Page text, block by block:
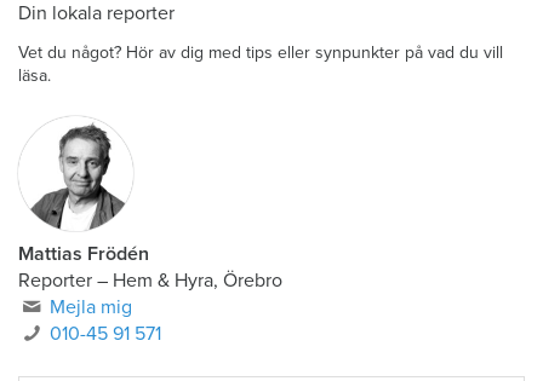
Din lokala reporter
Vet du något? Hör av dig med tips eller synpunkter på vad du vill
läsa.
Mattias Frödén
Reporter – Hem & Hyra, Örebro
Mejla mig
010-45 91 571